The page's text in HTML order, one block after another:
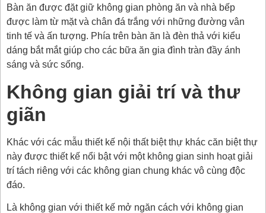
Bàn ăn được đặt giữ không gian phòng ăn và nhà bếp
được làm từ mặt và chân đá trắng với những đường vân
tinh tế và ấn tượng. Phía trên bàn ăn là đèn thả với kiểu
dáng bắt mắt giúp cho các bữa ăn gia đình tràn đầy ánh
sáng và sức sống.
Không gian giải trí và thư
giãn
Khác với các mẫu thiết kế nội thất biệt thự khác căn biệt thự
này được thiết kế nổi bật với một không gian sinh hoạt giải
trí tách riêng với các không gian chung khác vô cùng độc
đáo.
Là không gian với thiết kế mở ngăn cách với không gian